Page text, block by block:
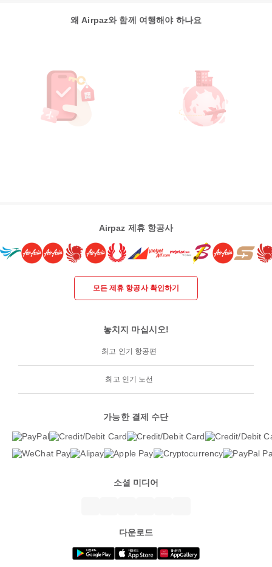
왜 Airpaz와 함께 여행해야 하나요
Airpaz 제휴 항공사
모든 제휴 항공사 확인하기
놓치지 마십시오!
최고 인기 항공편
최고 인기 노선
가능한 결제 수단
소셜 미디어
다운로드